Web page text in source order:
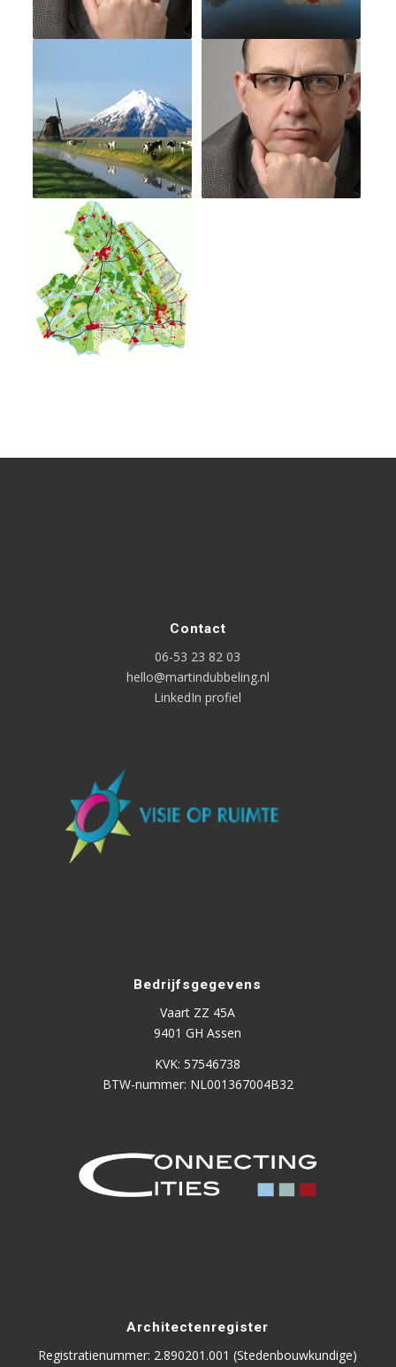
Contact
06-53 23 82 03
hello@martindubbeling.nl
LinkedIn profiel
Bedrijfsgegevens
Vaart ZZ 45A
9401 GH Assen
KVK: 57546738
BTW-nummer: NL001367004B32
Architectenregister
Registratienummer: 2.890201.001 (Stedenbouwkundige)